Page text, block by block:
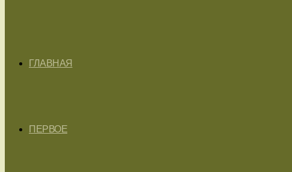
ГЛАВНАЯ
ПЕРВОЕ